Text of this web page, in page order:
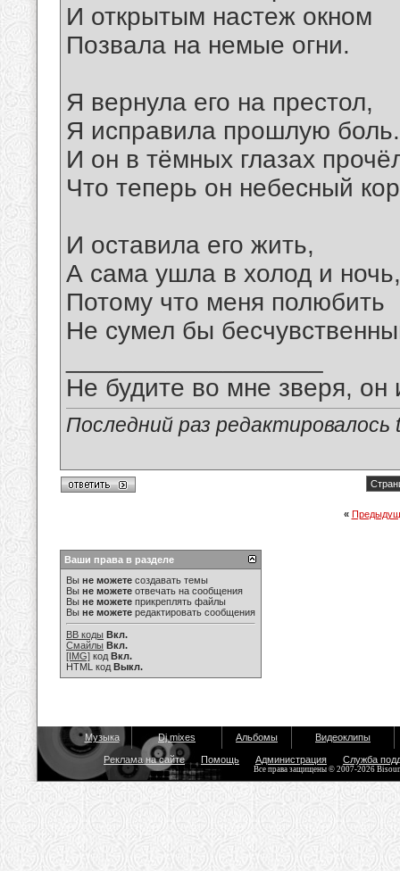
И открытым настеж окном
Позвала на немые огни.
Я вернула его на престол,
Я исправила прошлую боль.
И он в тёмных глазах
Что теперь он небесный
И оставила его жить,
А сама ушла в холод и ночь,
Потому что меня полюбить
Не сумел бы
Не будите во мне зверя, он
Последний раз редактировалось
«
Ваши права в разделе
Вы не можете создавать темы
Вы не можете отвечать на сообщения
Вы не можете прикреплять файлы
Вы не можете редактировать сообщения
BB коды Вкл.
Смайлы Вкл.
[IMG] код Вкл.
HTML код Выкл.
Музыка Dj mixes Альбомы Видеоклипы
Реклама на сайте Помощь Администрация Служба
Все права защищены © 2007-2026